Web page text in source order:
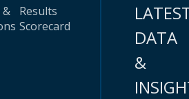
&
Results
Scorecard
DATA
&